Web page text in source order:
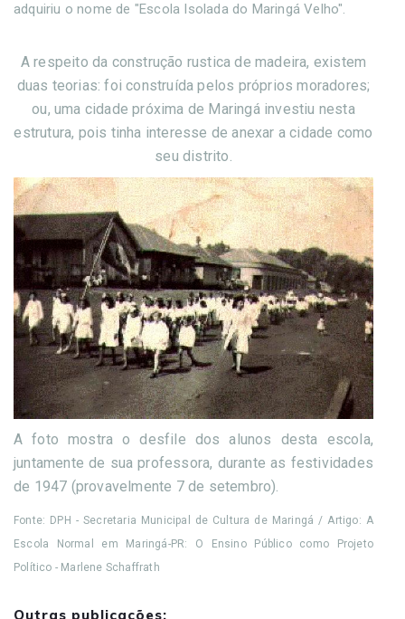
adquiriu o nome de "Escola Isolada do Maringá Velho".
A respeito da construção rustica de madeira, existem
duas teorias: foi construída pelos próprios moradores;
ou, uma cidade próxima de Maringá investiu nesta
estrutura, pois tinha interesse de anexar a cidade como
seu distrito.
A foto mostra o desfile dos alunos desta escola,
juntamente de sua professora, durante as festividades
de 1947 (provavelmente 7 de setembro).
Fonte: DPH - Secretaria Municipal de Cultura de Maringá / Artigo: A
Escola Normal em Maringá-PR: O Ensino Público como Projeto
Político - Marlene Schaffrath
Outras publicações: